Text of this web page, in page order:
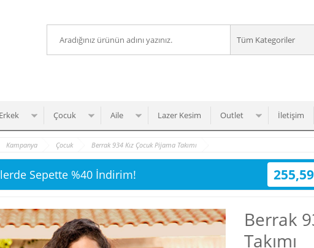
Erkek Çocuk Aile Lazer Kesim Outlet İletişim
Kampanya Çocuk Berrak 934 Kız Çocuk Pijama Takımı
Sepette %40 İndirim!
Berrak
Takımı